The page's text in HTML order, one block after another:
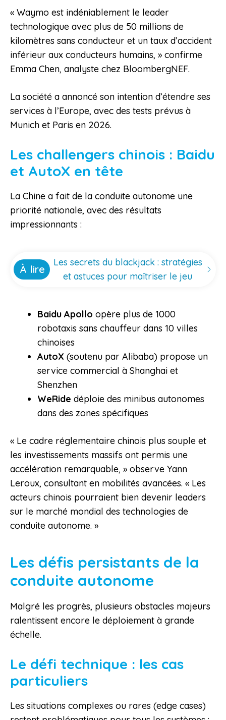
« Waymo est indéniablement le leader
technologique avec plus de 50 millions de
kilomètres sans conducteur et un taux d’accident
inférieur aux conducteurs humains, » confirme
Emma Chen, analyste chez BloombergNEF.
La société a annoncé son intention d’étendre ses
services à l’Europe, avec des tests prévus à
Munich et Paris en 2026.
Les challengers chinois : Baidu
et AutoX en tête
La Chine a fait de la conduite autonome une
priorité nationale, avec des résultats
impressionnants :
À lire
Les secrets du blackjack : stratégies
et astuces pour maîtriser le jeu
Baidu Apollo opère plus de 1000
robotaxis sans chauffeur dans 10 villes
chinoises
AutoX (soutenu par Alibaba) propose un
service commercial à Shanghai et
Shenzhen
WeRide déploie des minibus autonomes
dans des zones spécifiques
« Le cadre réglementaire chinois plus souple et
les investissements massifs ont permis une
accélération remarquable, » observe Yann
Leroux, consultant en mobilités avancées. « Les
acteurs chinois pourraient bien devenir leaders
sur le marché mondial des technologies de
conduite autonome. »
Les défis persistants de la
conduite autonome
Malgré les progrès, plusieurs obstacles majeurs
ralentissent encore le déploiement à grande
échelle.
Le défi technique : les cas
particuliers
Les situations complexes ou rares (edge cases)